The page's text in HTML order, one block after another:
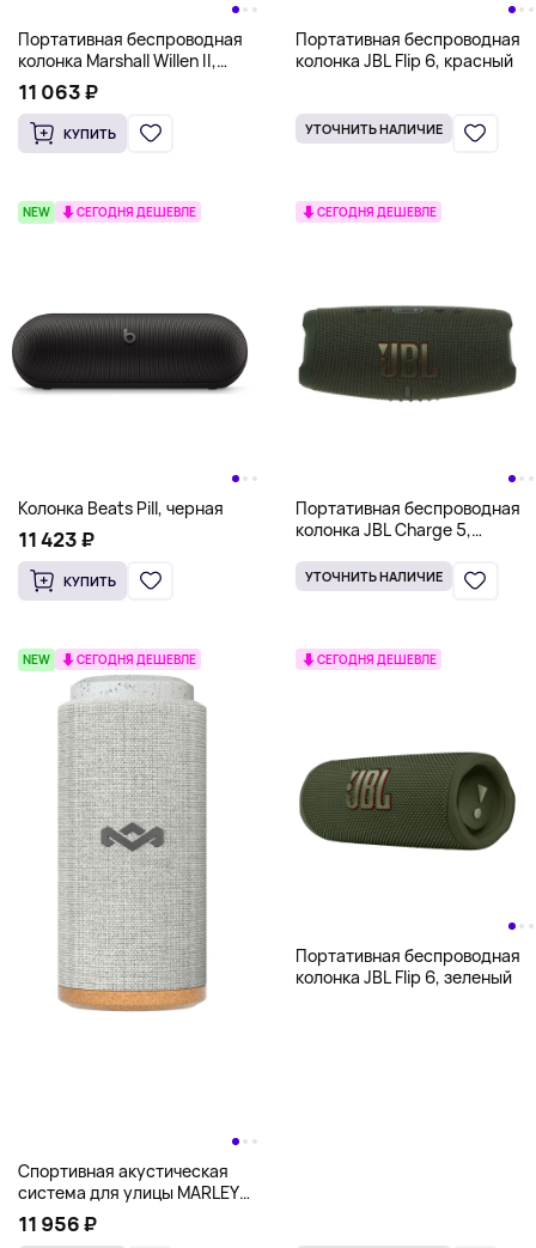
Портативная беспроводная
колонка Marshall Willen II,
кремовый
11 063 ₽
КУПИТЬ
Портативная беспроводная
колонка JBL Flip 6, красный
УТОЧНИТЬ НАЛИЧИЕ
NEW СЕГОДНЯ ДЕШЕВЛЕ
Колонка Beats Pill, черная
11 423 ₽
КУПИТЬ
СЕГОДНЯ ДЕШЕВЛЕ
Портативная беспроводная
колонка JBL Charge 5,
УТОЧНИТЬ НАЛИЧИЕ
NEW СЕГОДНЯ ДЕШЕВЛЕ
Спортивная акустическая
система для улицы MARLEY
House of 8 No Bounds, EM-
JA016-GY, серый
11 956 ₽
СЕГОДНЯ ДЕШЕВЛЕ
Портативная беспроводная
колонка JBL Flip 6, зеленый